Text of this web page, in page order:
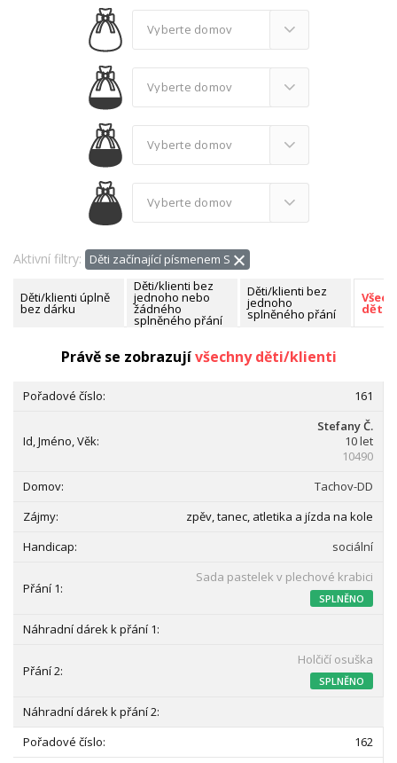
Aktivní filtry: Děti začínající písmenem S
Děti/klienti úplně
bez dárku
Děti/klienti bez
jednoho nebo
žádného
splněného přání
Děti/klienti bez
jednoho
splněného přání
děti/
Právě se zobrazujívšechny děti/klienti
161
Stefany Č.
10 let
10490
Tachov-DD
zpěv, tanec, atletika a jízda na kole
sociální
Sada pastelek v plechové krabici
SPLNĚNO
Holčičí osuška
SPLNĚNO
162